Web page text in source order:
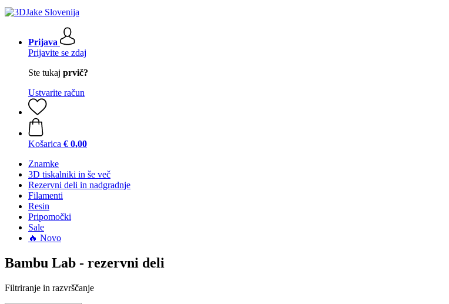
Prijava
Prijavite se zdaj
Ste tukaj prvič?
Ustvarite račun
Košarica € 0,00
Znamke
3D tiskalniki in še več
Rezervni deli in nadgradnje
Filamenti
Resin
Pripomočki
Sale
🔥 Novo
Bambu Lab - rezervni deli
Filtriranje in razvrščanje